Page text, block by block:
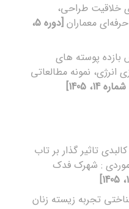
خلاقیت طراحی،
معماران
[دوره 5،
بازده پوسته های
انرژی، نمونه مطالعاتی
تاثیر گذار بر تاب
: شهرک فدک
تجربه زیسته زنان